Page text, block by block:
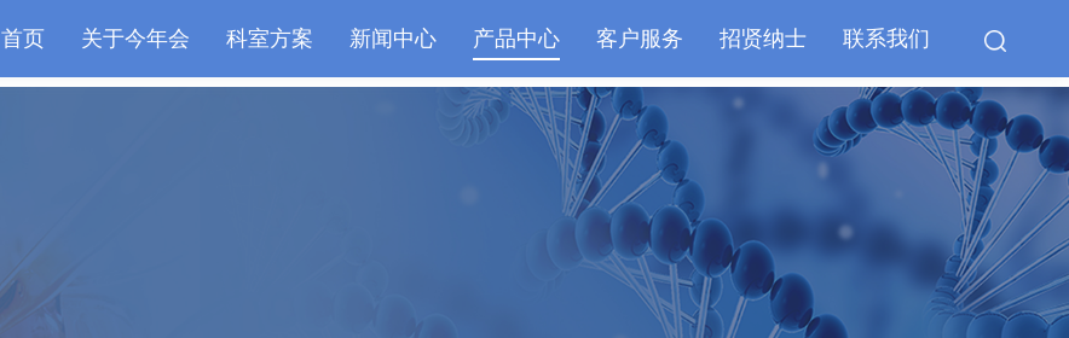
首页 关于今年会 科室方案 新闻中心 产品中心 客户服务 招贤纳士 联系我们